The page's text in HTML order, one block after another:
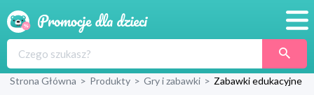
Produkty
Strona Główna > Produkty > Gry i zabawki > Zabawki edukacyjne